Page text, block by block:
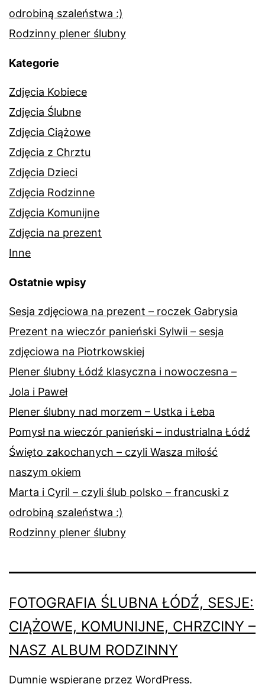
odrobiną szaleństwa :)
Rodzinny plener ślubny
Kategorie
Zdjęcia Kobiece
Zdjęcia Ślubne
Zdjęcia Ciążowe
Zdjęcia z Chrztu
Zdjęcia Dzieci
Zdjęcia Rodzinne
Zdjęcia Komunijne
Zdjęcia na prezent
Inne
Ostatnie wpisy
Sesja zdjęciowa na prezent – roczek Gabrysia
Prezent na wieczór panieński Sylwii – sesja
zdjęciowa na Piotrkowskiej
Plener ślubny Łódź klasyczna i nowoczesna –
Jola i Paweł
Plener ślubny nad morzem – Ustka i Łeba
Pomysł na wieczór panieński – industrialna Łódź
Święto zakochanych – czyli Wasza miłość
naszym okiem
Marta i Cyril – czyli ślub polsko – francuski z
odrobiną szaleństwa :)
Rodzinny plener ślubny
FOTOGRAFIA ŚLUBNA ŁÓDŹ, SESJE:
CIĄŻOWE, KOMUNIJNE, CHRZCINY –
NASZ ALBUM RODZINNY
Dumnie wspierane przez WordPress.